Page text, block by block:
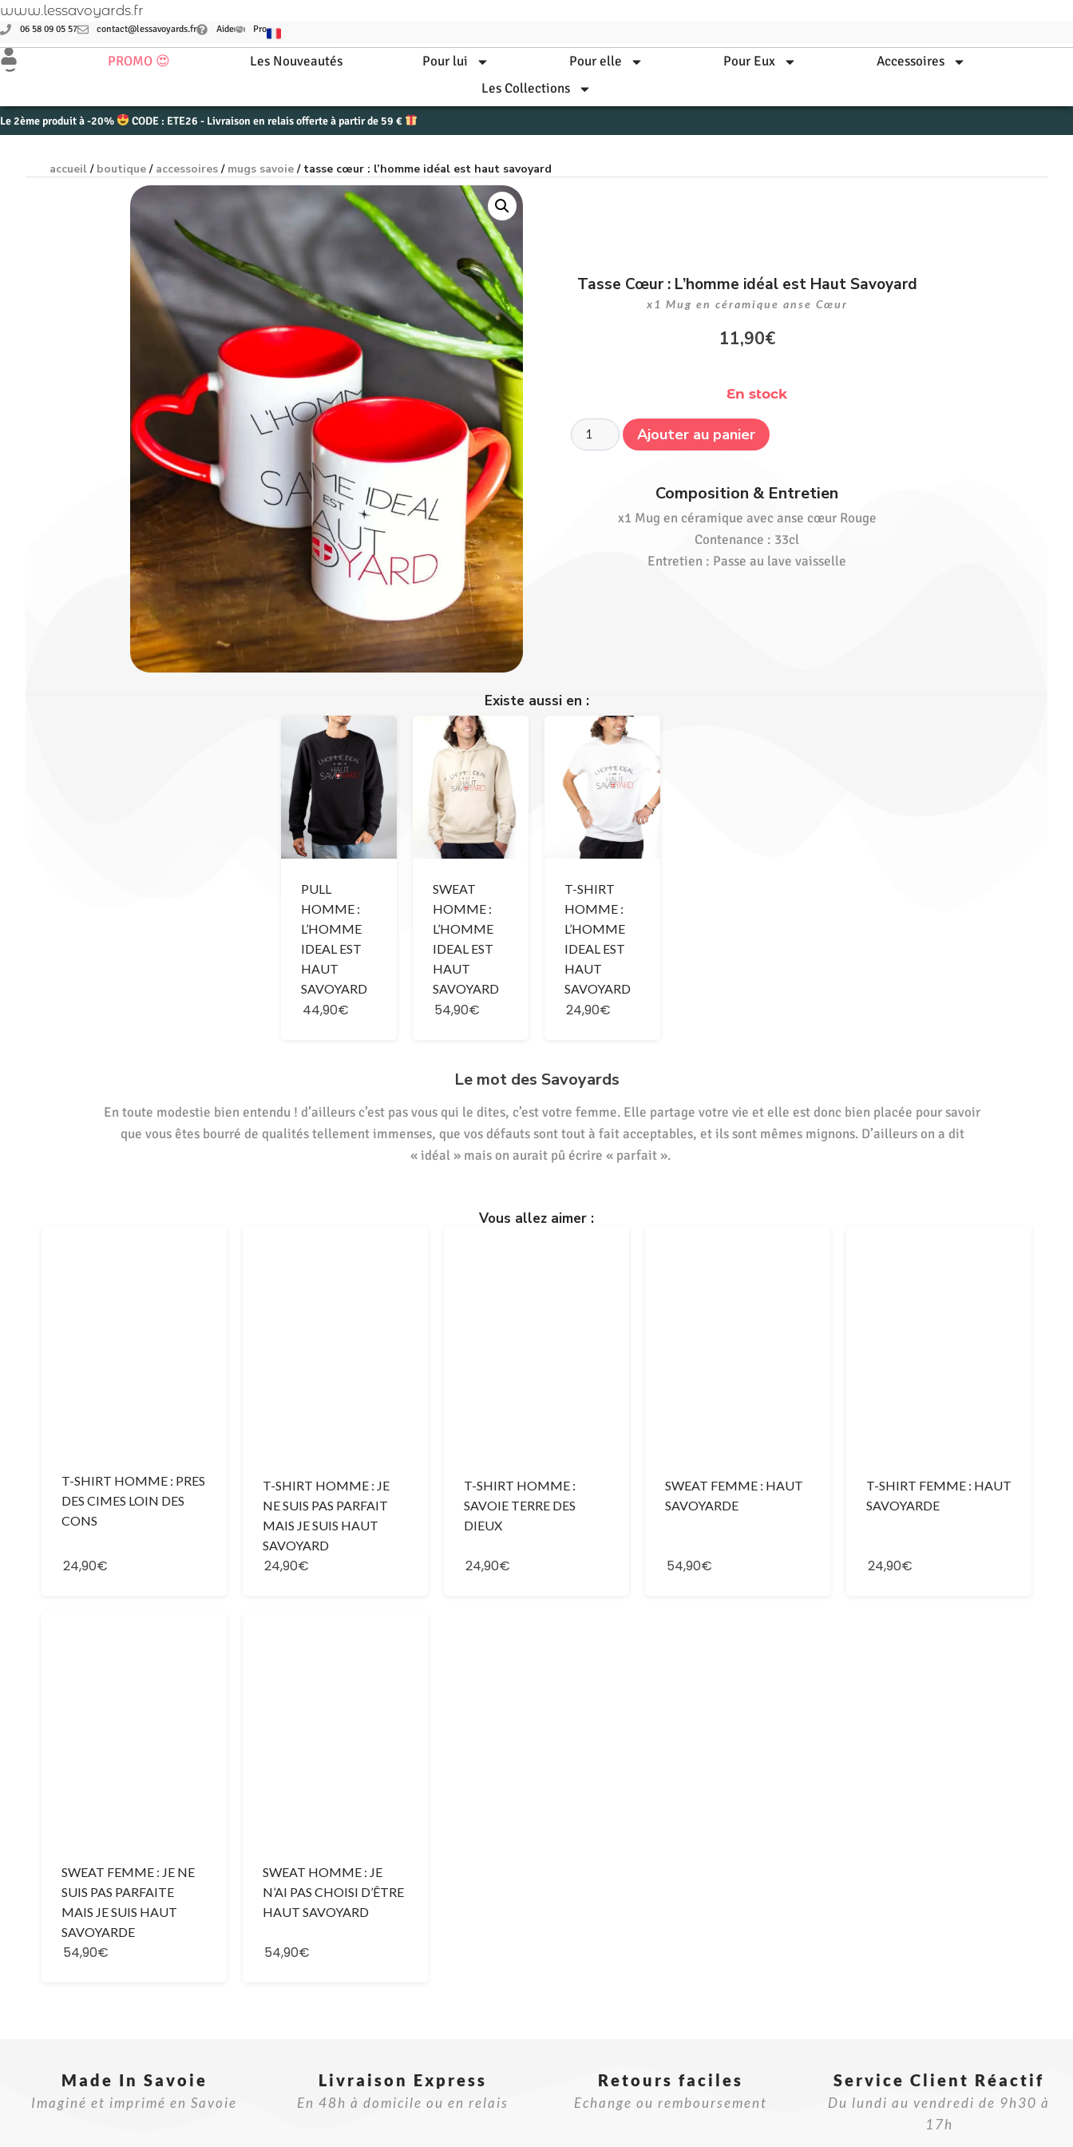
www.lessavoyards.fr
06 58 09 05 57 contact@lessavoyards.fr Aide Pro
PROMO 😍 Les Nouveautés Pour lui Pour elle Pour Eux
Accessoires
Les Collections
Le 2ème produit à -20% CODE : ETE26 - Livraison en relais offerte à partir de 59 €
accueil / boutique / accessoires / mugs savoie / tasse cœur : l’homme idéal est haut savoyard
Tasse Cœur : L’homme idéal est Haut Savoyard
x1 Mug en céramique anse Cœur
11,90€
En stock
Ajouter au panier
Composition & Entretien
x1 Mug en céramique avec anse cœur Rouge
Contenance : 33cl
Entretien : Passe au lave vaisselle
Existe aussi en :
PULL
HOMME :
L’HOMME
IDEAL EST
HAUT
SAVOYARD
44,90€
SWEAT
HOMME :
L’HOMME
IDEAL EST
HAUT
SAVOYARD
54,90€
T-SHIRT
HOMME :
L’HOMME
IDEAL EST
HAUT
SAVOYARD
24,90€
Le mot des Savoyards
En toute modestie bien entendu ! d’ailleurs c’est pas vous qui le dites, c’est votre femme. Elle partage votre vie et elle est donc bien placée pour savoir
que vous êtes bourré de qualités tellement immenses, que vos défauts sont tout à fait acceptables, et ils sont mêmes mignons. D’ailleurs on a dit
« idéal » mais on aurait pû écrire « parfait ».
Vous allez aimer :
T-SHIRT HOMME : PRES
DES CIMES LOIN DES
CONS
24,90€
T-SHIRT HOMME : JE
NE SUIS PAS PARFAIT
MAIS JE SUIS HAUT
SAVOYARD
24,90€
T-SHIRT HOMME :
SAVOIE TERRE DES
DIEUX
24,90€
SWEAT FEMME : HAUT
SAVOYARDE
54,90€
T-SHIRT FEMME : HAUT
SAVOYARDE
24,90€
SWEAT FEMME : JE NE
SUIS PAS PARFAITE
MAIS JE SUIS HAUT
SAVOYARDE
54,90€
SWEAT HOMME : JE
N’AI PAS CHOISI D’ÊTRE
HAUT SAVOYARD
54,90€
Made In Savoie​
Imaginé et imprimé en Savoie
Livraison Express
En 48h à domicile ou en relais
Retours faciles
Echange ou remboursement
Service Client Réactif​
Du lundi au vendredi de 9h30 à
17h